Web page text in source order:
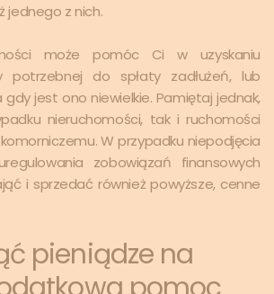
jednego z nich.
może pomóc Ci w uzyskaniu
potrzebnej do spłaty zadłużeń, lub
gdy jest ono niewielkie. Pamiętaj jednak,
nieruchomości, tak i ruchomości
W przypadku niepodjęcia
zobowiązań finansowych
i sprzedać również powyższe, cenne
pieniądze na